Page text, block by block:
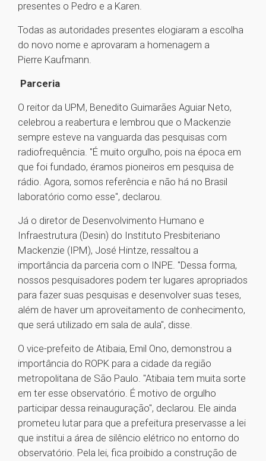
presentes o Pedro e a Karen.
Todas as autoridades presentes elogiaram a escolha
do novo nome e aprovaram a homenagem a
Pierre Kaufmann.
Parceria
O reitor da UPM, Benedito Guimarães Aguiar Neto,
celebrou a reabertura e lembrou que o Mackenzie
sempre esteve na vanguarda das pesquisas com
radiofrequência. "É muito orgulho, pois na época em
que foi fundado, éramos pioneiros em pesquisa de
rádio. Agora, somos referência e não há no Brasil
laboratório como esse", declarou.
Já o diretor de Desenvolvimento Humano e
Infraestrutura (Desin) do Instituto Presbiteriano
Mackenzie (IPM), José Hintze, ressaltou a
importância da parceria com o INPE. "Dessa forma,
nossos pesquisadores podem ter lugares apropriados
para fazer suas pesquisas e desenvolver suas teses,
além de haver um aproveitamento de conhecimento,
que será utilizado em sala de aula", disse.
O vice-prefeito de Atibaia, Emil Ono, demonstrou a
importância do ROPK para a cidade da região
metropolitana de São Paulo. "Atibaia tem muita sorte
em ter esse observatório. É motivo de orgulho
participar dessa reinauguração", declarou. Ele ainda
prometeu lutar para que a prefeitura preservasse a lei
que institui a área de silêncio elétrico no entorno do
observatório. Pela lei, fica proibido a construção de